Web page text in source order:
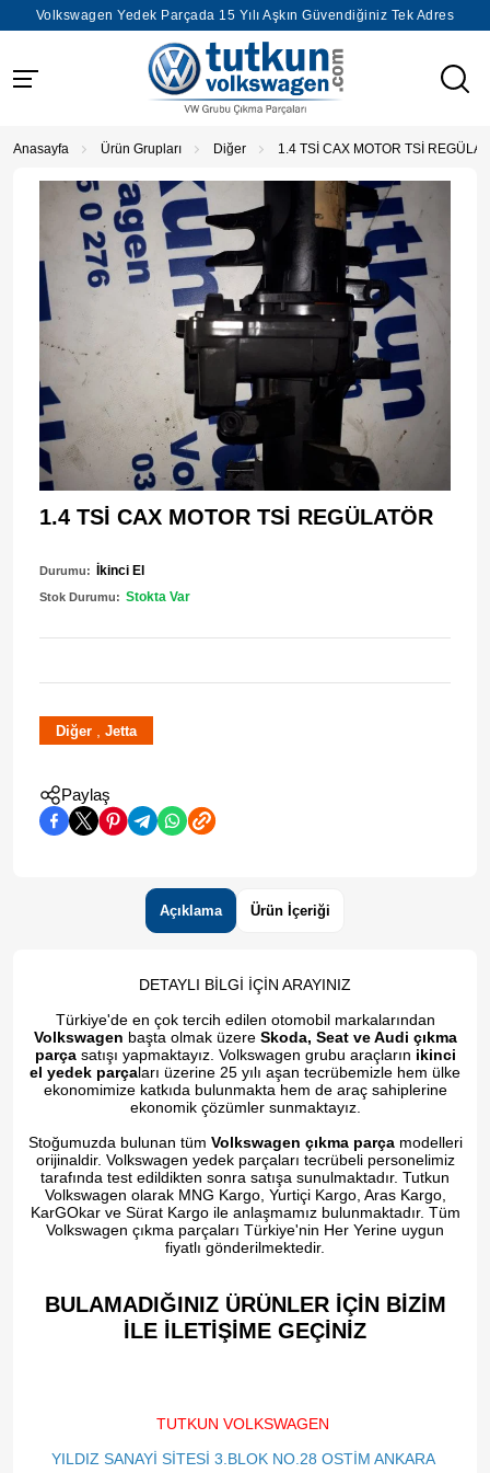
Volkswagen Yedek Parçada 15 Yılı Aşkın Güvendiğiniz Tek Adres
Anasayfa Ürün Grupları Diğer 1.4 TSİ CAX MOTOR TSİ
1.4 TSİ CAX MOTOR TSİ REGÜLATÖR
Durumu: İkinci El
Stok Durumu: Stokta Var
Diğer Jetta
Paylaş
Açıklama Ürün İçeriği
DETAYLI BİLGİ İÇİN ARAYINIZ
Türkiye'de en çok tercih edilen otomobil markalarından
Volkswagen başta olmak üzere Skoda, Seat ve Audi çıkma
parçasatışı yapmaktayız. Volkswagen grubu araçların ikinci
el yedek parçaları üzerine 25 yılı aşan tecrübemizle hem ülke
ekonomimize katkıda bulunmakta hem de araç sahiplerine
ekonomik çözümler sunmaktayız.
Stoğumuzda bulunan tüm Volkswagen çıkma parçamodelleri
orijinaldir. Volkswagen yedek parçaları tecrübeli personelimiz
tarafında test edildikten sonra satışa sunulmaktadır. Tutkun
Volkswagen olarak MNG Kargo, Yurtiçi Kargo, Aras Kargo,
KarGOkar ve Sürat Kargo ile anlaşmamız bulunmaktadır. Tüm
Volkswagen çıkma parçaları Türkiye'nin Her Yerine uygun
fiyatlı gönderilmektedir.
BULAMADIĞINIZ ÜRÜNLER İÇİN BİZİM
İLE İLETİŞİME GEÇİNİZ​
TUTKUN VOLKSWAGEN
YILDIZ SANAYİ SİTESİ 3.BLOK NO.28 OSTİM ANKARA